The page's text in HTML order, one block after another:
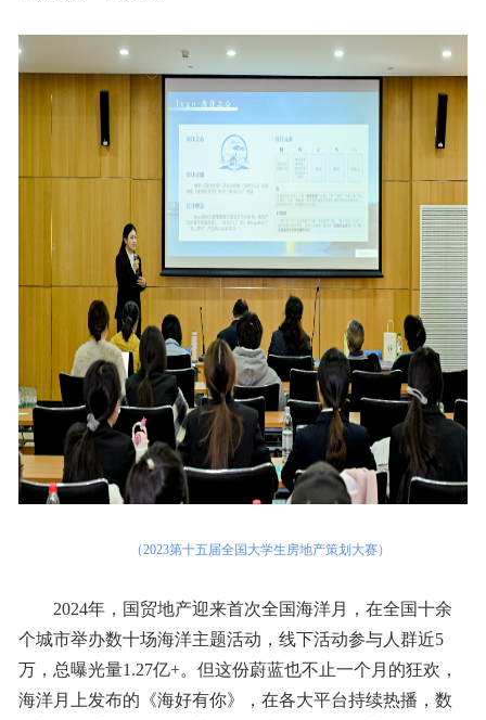
（2023第十五届全国大学生房地产策划大赛）
2024年，国贸地产迎来首次全国海洋月，在全国十余
个城市举办数十场海洋主题活动，线下活动参与人群近5
万，总曝光量1.27亿+。但这份蔚蓝也不止一个月的狂欢，
海洋月上发布的《海好有你》，在各大平台持续热播，数